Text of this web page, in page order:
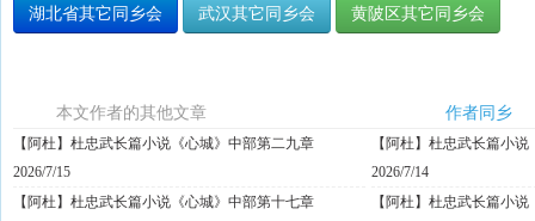
湖北省其它同乡会 武汉其它同乡会 黄陂区其它同乡会
本文作者的其他文章 作者同乡
【阿杜】杜忠武长篇小说《心城》中部第二九章
2026/7/15
【阿杜】杜忠武长篇小
2026/7/14
【阿杜】杜忠武长篇小说《心城》中部第十七章
【阿杜】杜忠武长篇小